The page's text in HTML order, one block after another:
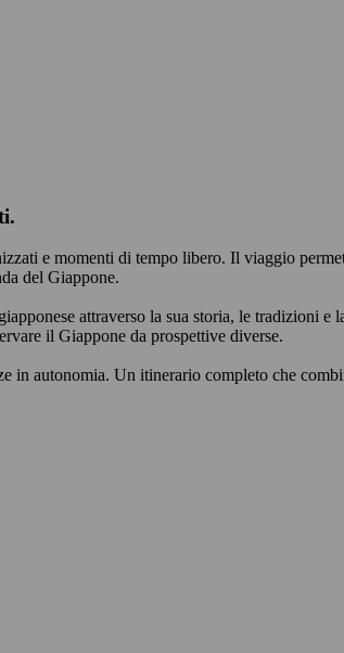
e momenti di tempo libero. Il viaggio
del Giappone.
attraverso la sua storia, le tradizioni e
il Giappone da prospettive diverse.
in autonomia. Un itinerario completo che